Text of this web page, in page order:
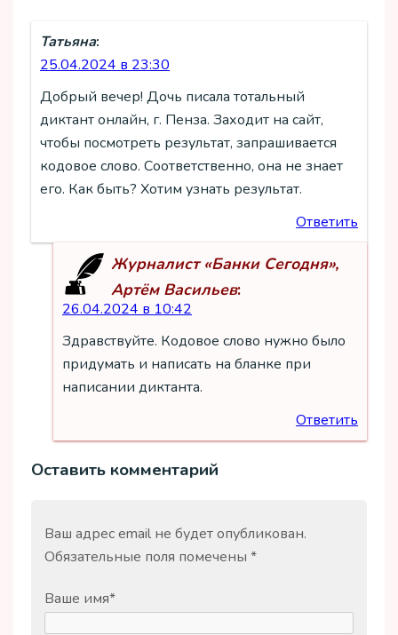
Татьяна:
25.04.2024 в 23:30
Добрый вечер! Дочь писала тотальный
диктант онлайн, г. Пенза. Заходит на сайт,
чтобы посмотреть результат, запрашивается
кодовое слово. Соответственно, она не знает
его. Как быть? Хотим узнать результат.
Ответить
Артём Васильев:
26.04.2024 в 10:42
Здравствуйте. Кодовое слово нужно было
придумать и написать на бланке при
написании диктанта.
Ответить
Оставить комментарий
Ваш адрес email не будет опубликован.
Обязательные поля помечены *
Ваше имя*